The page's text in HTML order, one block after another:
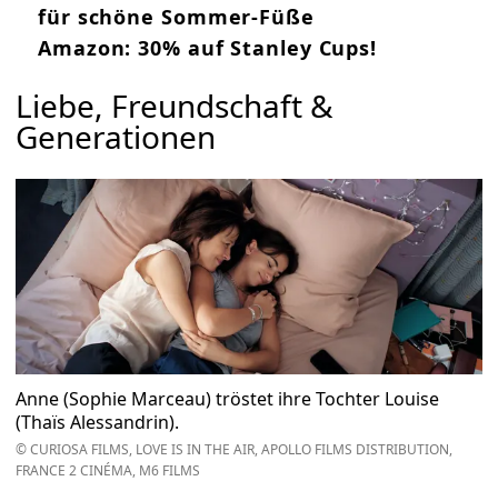
für schöne Sommer-Füße
Amazon: 30% auf Stanley Cups!
Liebe, Freundschaft &
Generationen
Anne (Sophie Marceau) tröstet ihre Tochter Louise
(Thaïs Alessandrin).
© CURIOSA FILMS, LOVE IS IN THE AIR, APOLLO FILMS DISTRIBUTION,
FRANCE 2 CINÉMA, M6 FILMS